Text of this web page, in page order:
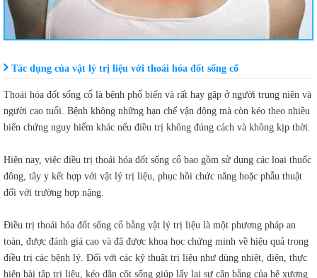
Tác dụng của vật lý trị liệu với thoái hóa đốt sống cổ
Thoái hóa đốt sống cổ là bệnh phổ biến và rất hay gặp ở người trung niên và
người cao tuổi. Bệnh không những hạn chế vận động mà còn kéo theo nhiều
biến chứng nguy hiểm khác nếu điều trị không đúng cách và không kịp thời.
Hiện nay, việc điều trị thoái hóa đốt sống cổ bao gồm sử dụng các loại thuốc
đông, tây y kết hợp với vật lý trị liệu, phục hồi chức năng hoặc phẫu thuật
đối với trường hợp nặng.
Điều trị thoái hóa đốt sống cổ bằng vật lý trị liệu là một phương pháp an
toàn, được đánh giá cao và đã được khoa học chứng minh về hiệu quả trong
điều trị các bệnh lý. Đối với các kỹ thuật trị liệu như dùng nhiệt, điện, thực
hiện bài tập trị liệu, kéo dãn cột sống giúp lấy lại sự cân bằng của hệ xương